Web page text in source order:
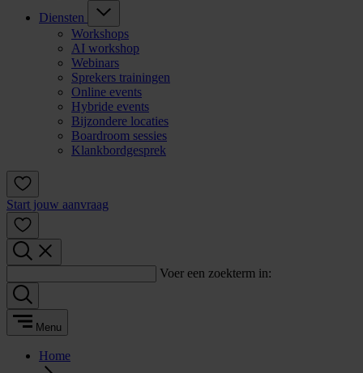
Diensten
Workshops
AI workshop
Webinars
Sprekers trainingen
Online events
Hybride events
Bijzondere locaties
Boardroom sessies
Klankbordgesprek
Start jouw aanvraag
Voer een zoekterm in:
Menu
Home